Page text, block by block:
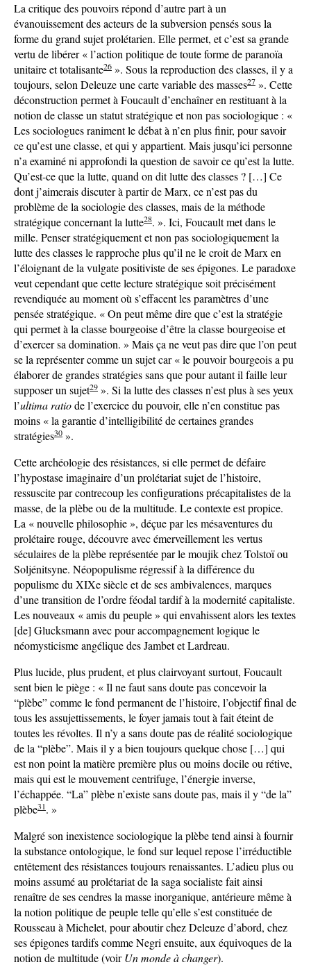
La critique des pouvoirs répond d’autre part à un
évanouissement des acteurs de la subversion pensés sous la
forme du grand sujet prolétarien. Elle permet, et c’est sa grande
vertu de libérer « l’action politique de toute forme de paranoïa
unitaire et totalisante26 ». Sous la reproduction des classes, il y a
toujours, selon Deleuze une carte variable des masses27 ». Cette
déconstruction permet à Foucault d’enchaîner en restituant à la
notion de classe un statut stratégique et non pas sociologique : «
Les sociologues raniment le débat à n’en plus finir, pour savoir
ce qu’est une classe, et qui y appartient. Mais jusqu’ici personne
n’a examiné ni approfondi la question de savoir ce qu’est la lutte.
Qu’est-ce que la lutte, quand on dit lutte des classes ? […] Ce
dont j’aimerais discuter à partir de Marx, ce n’est pas du
problème de la sociologie des classes, mais de la méthode
stratégique concernant la lutte28. ». Ici, Foucault met dans le
mille. Penser stratégiquement et non pas sociologiquement la
lutte des classes le rapproche plus qu’il ne le croit de Marx en
l’éloignant de la vulgate positiviste de ses épigones. Le paradoxe
veut cependant que cette lecture stratégique soit précisément
revendiquée au moment où s’effacent les paramètres d’une
pensée stratégique. « On peut même dire que c’est la stratégie
qui permet à la classe bourgeoise d’être la classe bourgeoise et
d’exercer sa domination. » Mais ça ne veut pas dire que l’on peut
se la représenter comme un sujet car « le pouvoir bourgeois a pu
élaborer de grandes stratégies sans que pour autant il faille leur
supposer un sujet29 ». Si la lutte des classes n’est plus à ses yeux
l’ultima ratiode l’exercice du pouvoir, elle n’en constitue pas
moins « la garantie d’intelligibilité de certaines grandes
stratégies30 ».
Cette archéologie des résistances, si elle permet de défaire
l’hypostase imaginaire d’un prolétariat sujet de l’histoire,
ressuscite par contrecoup les configurations précapitalistes de la
masse, de la plèbe ou de la multitude. Le contexte est propice.
La « nouvelle philosophie », déçue par les mésaventures du
prolétaire rouge, découvre avec émerveillement les vertus
séculaires de la plèbe représentée par le moujik chez Tolstoï ou
Soljénitsyne. Néopopulisme régressif à la différence du
populisme du XIXe siècle et de ses ambivalences, marques
d’une transition de l’ordre féodal tardif à la modernité capitaliste.
Les nouveaux « amis du peuple » qui envahissent alors les textes
[de] Glucksmann avec pour accompagnement logique le
néomysticisme angélique des Jambet et Lardreau.
Plus lucide, plus prudent, et plus clairvoyant surtout, Foucault
sent bien le piège : « Il ne faut sans doute pas concevoir la
“plèbe” comme le fond permanent de l’histoire, l’objectif final de
tous les assujettissements, le foyer jamais tout à fait éteint de
toutes les révoltes. Il n’y a sans doute pas de réalité sociologique
de la “plèbe”. Mais il y a bien toujours quelque chose […] qui
est non point la matière première plus ou moins docile ou rétive,
mais qui est le mouvement centrifuge, l’énergie inverse,
l’échappée. “La” plèbe n’existe sans doute pas, mais il y “de la”
plèbe31. »
Malgré son inexistence sociologique la plèbe tend ainsi à fournir
la substance ontologique, le fond sur lequel repose l’irréductible
entêtement des résistances toujours renaissantes. L’adieu plus ou
moins assumé au prolétariat de la saga socialiste fait ainsi
renaître de ses cendres la masse inorganique, antérieure même à
la notion politique de peuple telle qu’elle s’est constituée de
Rousseau à Michelet, pour aboutir chez Deleuze d’abord, chez
ses épigones tardifs comme Negri ensuite, aux équivoques de la
notion de multitude (voirUn monde à changer).